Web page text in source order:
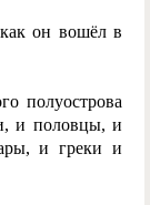
он вошёл в
полуострова
и половцы, и
и греки и